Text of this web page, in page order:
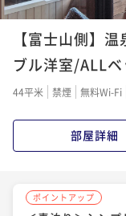
【富士山側】
ブル洋室/ALL
44平米 禁煙 無料Wi-Fi
部屋詳細
ポイントアップ